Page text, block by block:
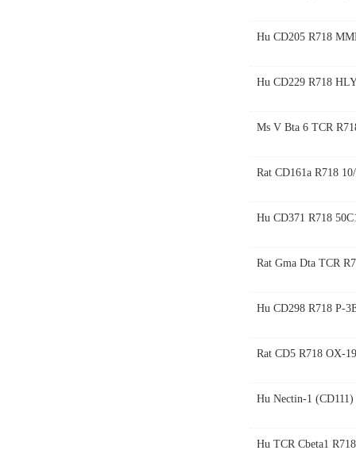
Hu CD205 R718
Hu CD229 R718
Ms V Bta 6 TCR
Rat CD161a R718
Hu CD371 R718
Rat Gma Dta TCR
Hu CD298 R718 P-
Rat CD5 R718 OX-
Hu Nectin-1
Hu TCR Cbeta1